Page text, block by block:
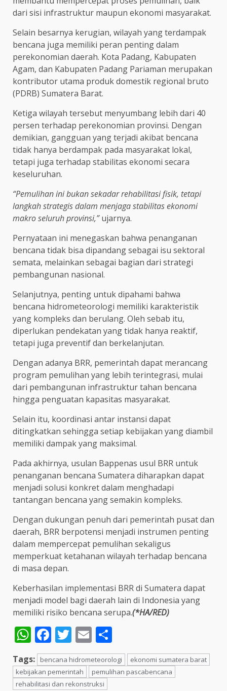
dari sisi infrastruktur maupun ekonomi masyarakat.
Selain besarnya kerugian, wilayah yang terdampak
bencana juga memiliki peran penting dalam
perekonomian daerah. Kota Padang, Kabupaten
Agam, dan Kabupaten Padang Pariaman merupakan
kontributor utama produk domestik regional bruto
(PDRB) Sumatera Barat.
Ketiga wilayah tersebut menyumbang lebih dari 40
persen terhadap perekonomian provinsi. Dengan
demikian, gangguan yang terjadi akibat bencana
tidak hanya berdampak pada masyarakat lokal,
tetapi juga terhadap stabilitas ekonomi secara
keseluruhan.
“Pemulihan ini bukan sekadar rehabilitasi fisik, tetapi
langkah strategis dalam menjaga stabilitas ekonomi
makro seluruh provinsi,”ujarnya.
Pernyataan ini menegaskan bahwa penanganan
bencana tidak bisa dipandang sebagai isu sektoral
semata, melainkan sebagai bagian dari strategi
pembangunan nasional.
Selanjutnya, penting untuk dipahami bahwa
bencana hidrometeorologi memiliki karakteristik
yang kompleks dan berulang. Oleh sebab itu,
diperlukan pendekatan yang tidak hanya reaktif,
tetapi juga preventif dan berkelanjutan.
Dengan adanya BRR, pemerintah dapat merancang
program pemulihan yang lebih terintegrasi, mulai
dari pembangunan infrastruktur tahan bencana
hingga penguatan kapasitas masyarakat.
Selain itu, koordinasi antar instansi dapat
ditingkatkan sehingga setiap kebijakan yang diambil
memiliki dampak yang maksimal.
Pada akhirnya, usulan Bappenas usul BRR untuk
penanganan bencana Sumatera diharapkan dapat
menjadi solusi konkret dalam menghadapi
tantangan bencana yang semakin kompleks.
Dengan dukungan penuh dari pemerintah pusat dan
daerah, BRR berpotensi menjadi instrumen penting
dalam mempercepat pemulihan sekaligus
memperkuat ketahanan wilayah terhadap bencana
di masa depan.
Keberhasilan implementasi BRR di Sumatera dapat
menjadi model bagi daerah lain di Indonesia yang
memiliki risiko bencana serupa.(*HA/RED)
WhatsApp
Facebook
Twitter
Email
Tags: bencana hidrometeorologi
ekonomi sumatera barat
kebijakan pemerintah
pemulihan pascabencana
rehabilitasi dan rekonstruksi